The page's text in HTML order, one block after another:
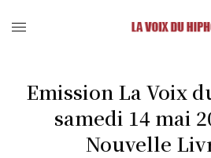
Emission La Voix
samedi 14 mai
Nouvelle